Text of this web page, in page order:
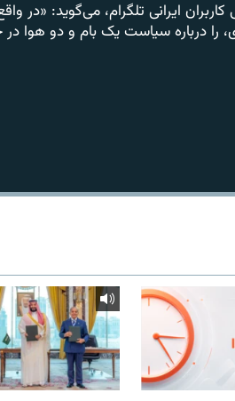
ایرانی تلگرام، می‌گوید: «در
را درباره سیاست یک بام و دو هوا